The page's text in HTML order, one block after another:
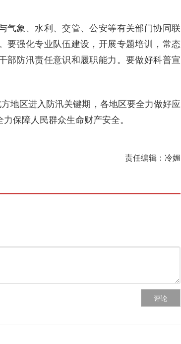
气象、水利、交管、公安等有关部门协同联
要强化专业队伍建设，开展专题培训，常态
部防汛责任意识和履职能力。要做好科普宣
地区进入防汛关键期，各地区要全力做好应
保障人民群众生命财产安全。
责任编辑：冷媚
评论